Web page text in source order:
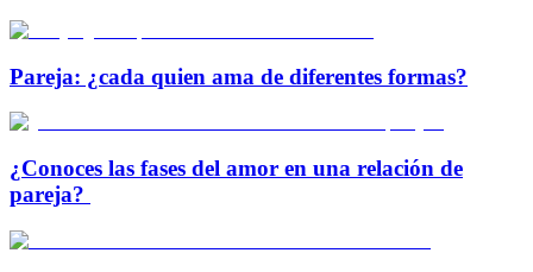
Pareja: ¿cada quien ama de diferentes formas?
¿Conoces las fases del amor en una relación de
pareja?